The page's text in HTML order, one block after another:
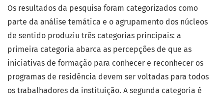
Os resultados da pesquisa foram categorizados como
parte da análise temática e o agrupamento dos núcleos
de sentido produziu três categorias principais: a
primeira categoria abarca as percepções de que as
iniciativas de formação para conhecer e reconhecer os
programas de residência devem ser voltadas para todos
os trabalhadores da instituição. A segunda categoria é